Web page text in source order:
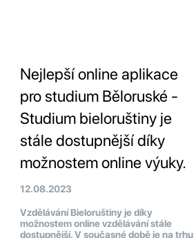
Nejlepší online aplikace
pro studium Běloruské -
Studium bieloruštiny je
stále dostupnější díky
možnostem online výuky.
12.08.2023
Vzdělávání Bieloruštiny je díky
možnostem online vzdělávání stále
dostupnější. V současné době je na trhu